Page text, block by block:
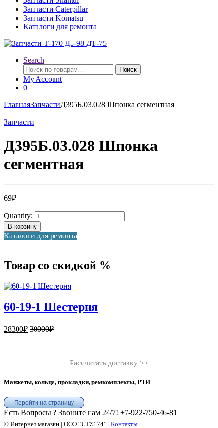
Запчасти Caterpillar
Запчасти Komatsu
Каталоги для ремонта
Search
Искать:
Поиск
My Account
0
ГлавнаяЗапчастиД395Б.03.028 Шпонка сегментная
Запчасти
Д395Б.03.028 Шпонка
сегментная
69₽
Quantity:
В корзину
Каталоги для ремонта
Товар со скидкой %
60-19-1 Шестерня
28300₽ 30000₽
Рассчитать доставку >>
Манжеты, кольца, прокладки, ремкомплекты, РТИ
Перейти на страницу
Есть Вопросы ? Звоните нам 24/7! +7-922-750-46-81
© Интернет магазин | ООО “UTZ174” | Контакты